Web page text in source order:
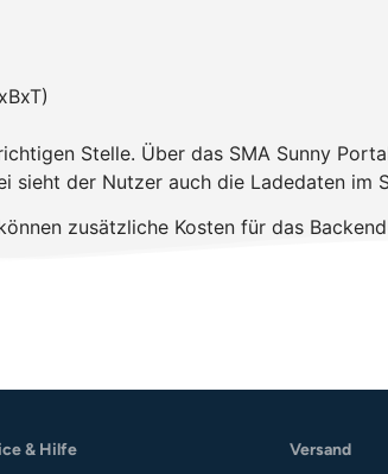
Stelle. Über das SMA Sunny
sieht der Nutzer auch die Ladedaten im
zusätzliche Kosten für das
& Hilfe Versand